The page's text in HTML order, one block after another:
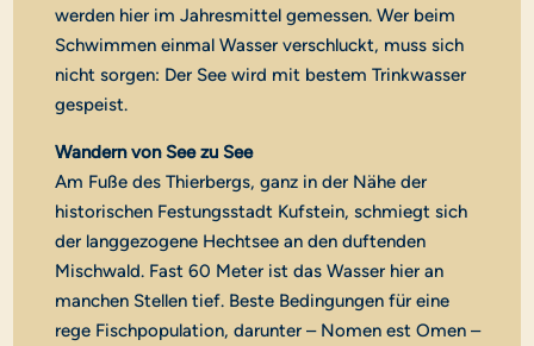
werden hier im Jahresmittel gemessen. Wer beim
Schwimmen einmal Wasser verschluckt, muss sich
nicht sorgen: Der See wird mit bestem Trinkwasser
gespeist.
Wandern von See zu See
Am Fuße des Thierbergs, ganz in der Nähe der
historischen Festungsstadt Kufstein, schmiegt sich
der langgezogene Hechtsee an den duftenden
Mischwald. Fast 60 Meter ist das Wasser hier an
manchen Stellen tief. Beste Bedingungen für eine
rege Fischpopulation, darunter – Nomen est Omen –